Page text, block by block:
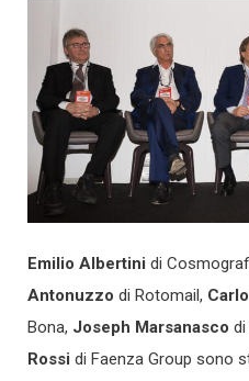
Emilio Albertini di
Antonuzzo di Rotomail,
Bona, Joseph Marsanasco
Rossi di Faenza Group sono